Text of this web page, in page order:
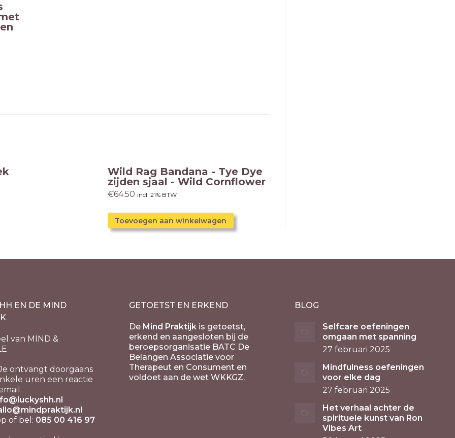
Wild Rag Bandana - Tye Dye
zijden sjaal - Wild Cornflower
€64.50 incl. 21% BTW
Toevoegen aan winkelwagen
EN DE MIND
van MIND &
ontvangt doorgaans
uren een reactie
of bel: 085 00 416 97
GETOETST EN ERKEND
De Mind Praktijk is getoetst,
erkend en aangesloten bij de
beroepsorganisatie BATC De
Belangen Associatie voor
Therapeut en Consument en
voldoet aan de wet WKKGZ.
BLOG
Selfcare oefeningen
omgaan met spanning
27 februari 2025
Mindfulness oefeningen
voor elke dag
27 februari 2025
Het verhaal achter de
spirituele kunst van Ron
Vibes Art